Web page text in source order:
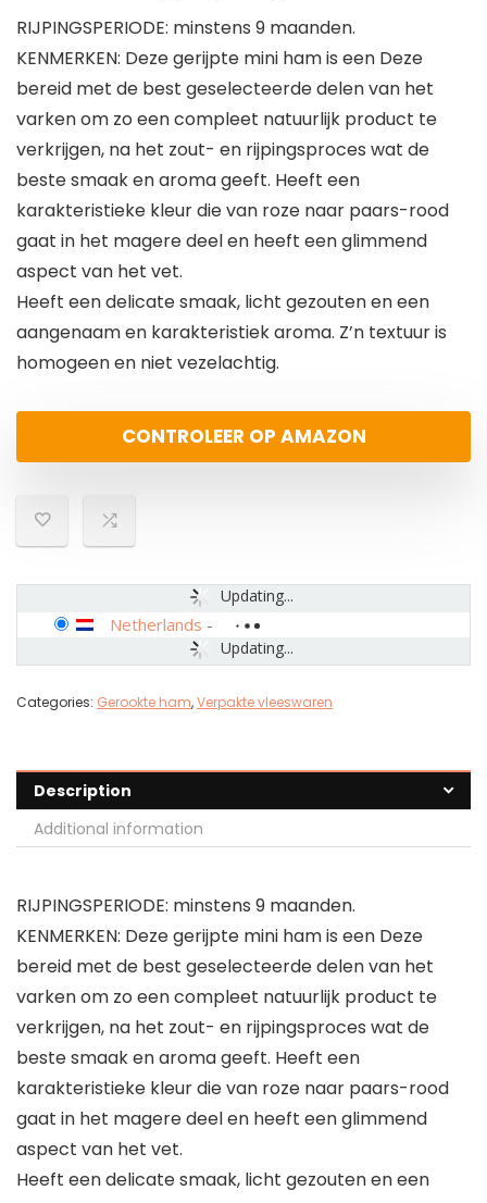
RIJPINGSPERIODE: minstens 9 maanden.
KENMERKEN: Deze gerijpte mini ham is een Deze
bereid met de best geselecteerde delen van het
varken om zo een compleet natuurlijk product te
verkrijgen, na het zout- en rijpingsproces wat de
beste smaak en aroma geeft. Heeft een
karakteristieke kleur die van roze naar paars-rood
gaat in het magere deel en heeft een glimmend
aspect van het vet.
Heeft een delicate smaak, licht gezouten en een
aangenaam en karakteristiek aroma. Z’n textuur is
homogeen en niet vezelachtig.
CONTROLEER OP AMAZON
Updating...
Updating...
Netherlands -
Categories: Gerookte ham,Verpakte vleeswaren
Description
Additional information
RIJPINGSPERIODE: minstens 9 maanden.
KENMERKEN: Deze gerijpte mini ham is een Deze
bereid met de best geselecteerde delen van het
varken om zo een compleet natuurlijk product te
verkrijgen, na het zout- en rijpingsproces wat de
beste smaak en aroma geeft. Heeft een
karakteristieke kleur die van roze naar paars-rood
gaat in het magere deel en heeft een glimmend
aspect van het vet.
Heeft een delicate smaak, licht gezouten en een